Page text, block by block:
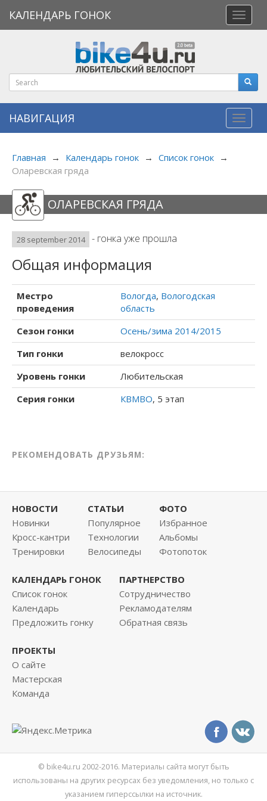
меню
КАЛЕНДАРЬ ГОНОК
НАВИГАЦИЯ
Главная → Календарь гонок → Список гонок →
Оларевская гряда
ОЛАРЕВСКАЯ ГРЯДА
28 september 2014 - гонка уже прошла
Общая информация
Местро
проведения
Вологда, Вологодская
область
Сезон гонки
Осень/зима 2014/2015
Тип гонки
велокросс
Уровень гонки
Любительская
Серия гонки
КВМВО, 5 этап
РЕКОМЕНДОВАТЬ ДРУЗЬЯМ:
НОВОСТИ
Новинки
Кросс-кантри
Тренировки
СТАТЬИ
Популярное
Технологии
Велосипеды
ФОТО
Избранное
Альбомы
Фотопоток
КАЛЕНДАРЬ ГОНОК
Список гонок
Календарь
Предложить гонку
ПАРТНЕРСТВО
Сотрудничество
Рекламодателям
Обратная связь
ПРОЕКТЫ
О сайте
Мастерская
Команда
© bike4u.ru 2002-2016. Материалы сайта могут быть
использованы на других ресурсах без уведомления, но только с
указанием гиперссылки на источник.